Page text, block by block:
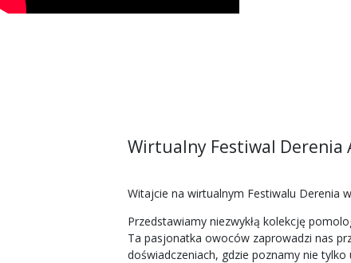
Wirtualny Festiwal Derenia
Witajcie na wirtualnym Festiwalu Derenia
Przedstawiamy niezwykłą kolekcję
Ta pasjonatka owoców zaprowadzi nas
doświadczeniach, gdzie poznamy nie